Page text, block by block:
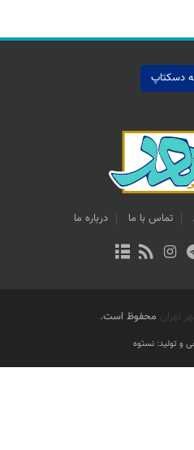
دسکتاپ
تماس با ما درباره ما
شهر تهران محفوظ است.
و تولید: نستوه